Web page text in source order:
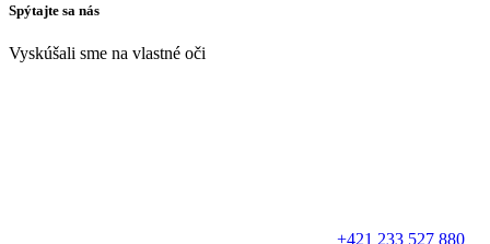
Spýtajte sa nás
Vyskúšali sme na vlastné oči
+421 233 527 880